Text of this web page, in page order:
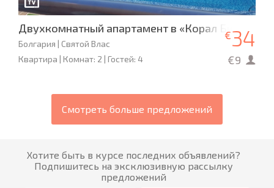
Двухкомнатный апартамент в «Корал Бич»
Болгария | Святой Влас
Квартира | Комнат: 2 | Гостей: 4
€34
€9
Смотреть больше предложений
Хотите быть в курсе последних объявлений?
Подпишитесь на эксклюзивную рассылку
предложений